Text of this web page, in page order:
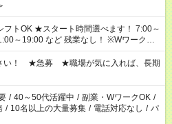
べます！ 7:00～
など 残業なし！ ※Wワークの
わせ週40時間超の就業はご案内できませ
20時間以上勤務は社会保険への加入対象
法（日雇い派遣の原則禁止）により、
はご案内が難しい場合があります
い！ ★急募 ★職場が気に入れば、長期
/ 40～50代活躍中 / 副業・WワークOK /
/ 10名以上の大量募集 / 電話対応なし / パ